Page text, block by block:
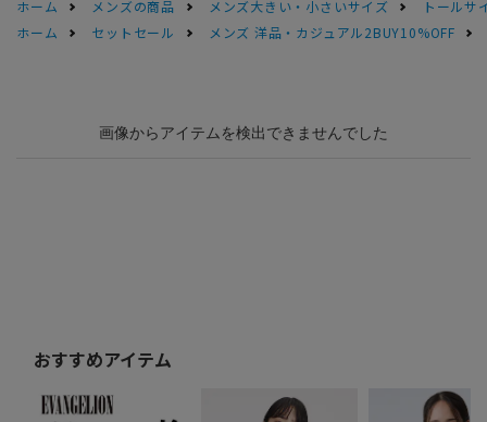
ホーム
メンズの商品 メンズ大きい・小さいサイズ
トールサ
ホーム
セットセール メンズ 洋品・カジュアル2BUY10%OFF